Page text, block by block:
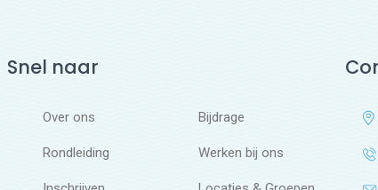
Snel naar
Over ons Bijdrage
Rondleiding Werken bij ons